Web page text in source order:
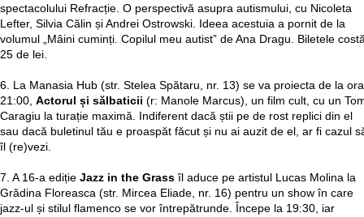
spectacolului Refracție. O perspectivă asupra autismului, cu Nicoleta
Lefter, Silvia Călin și Andrei Ostrowski. Ideea acestuia a pornit de la
volumul „Mâini cuminți. Copilul meu autist” de Ana Dragu. Biletele
25 de lei.
6. La Manasia Hub (str. Stelea Spătaru, nr. 13) se va proiecta de la ora
21:00, Actorul și sălbaticii (r: Manole Marcus), un film cult, cu un
Caragiu la turație maximă. Indiferent dacă știi pe de rost replici din el
sau dacă buletinul tău e proaspăt făcut și nu ai auzit de el, ar fi cazul
îl (re)vezi.
7. A 16-a ediție Jazz in the Grass îl aduce pe artistul Lucas Molina la
Grădina Floreasca (str. Mircea Eliade, nr. 16) pentru un show în care
jazz-ul și stilul flamenco se vor întrepătrunde. Începe la 19:30, iar